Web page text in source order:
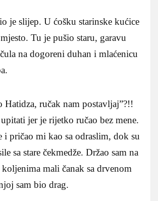
je slijep. U ćošku starinske kućice
Tu je pušio staru, garavu
na dogoreni duhan i mlaćenicu
Hatidza, ručak nam postavljaj”?!!
jer je rijetko ručao bez mene.
i pričao mi kao sa odraslim, dok su
sa stare čekmedže. Držao sam na
mali čanak sa drvenom
sam bio drag.